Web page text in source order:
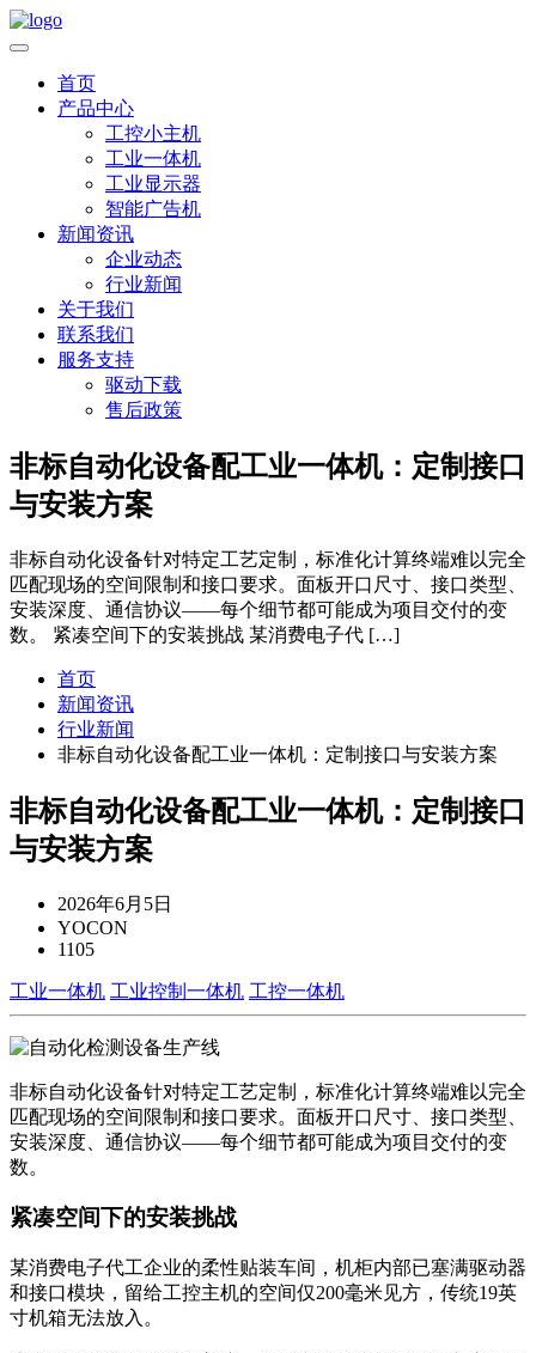
首页
产品中心
工控小主机
工业一体机
工业显示器
智能广告机
新闻资讯
企业动态
行业新闻
关于我们
联系我们
服务支持
驱动下载
售后政策
非标自动化设备配工业一体机：定制接口
与安装方案
非标自动化设备针对特定工艺定制，标准化计算终端难以完全
匹配现场的空间限制和接口要求。面板开口尺寸、接口类型、
安装深度、通信协议——每个细节都可能成为项目交付的变
数。 紧凑空间下的安装挑战 某消费电子代 […]
首页
新闻资讯
行业新闻
非标自动化设备配工业一体机：定制接口与安装方案
非标自动化设备配工业一体机：定制接口
与安装方案
2026年6月5日
YOCON
1105
工业一体机 工业控制一体机 工控一体机
非标自动化设备针对特定工艺定制，标准化计算终端难以完全
匹配现场的空间限制和接口要求。面板开口尺寸、接口类型、
安装深度、通信协议——每个细节都可能成为项目交付的变
数。
紧凑空间下的安装挑战
某消费电子代工企业的柔性贴装车间，机柜内部已塞满驱动器
和接口模块，留给工控主机的空间仅200毫米见方，传统19英
寸机箱无法放入。